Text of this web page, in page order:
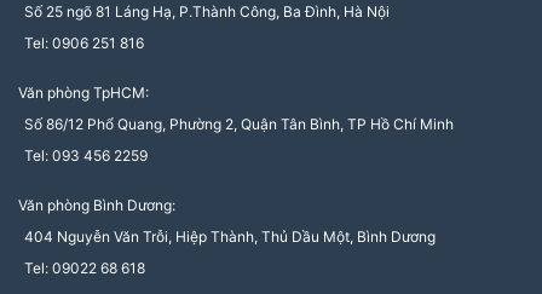
Số 25 ngõ 81 Láng Hạ, P.Thành Công, Ba Đình, Hà Nội
Tel: 0906 251 816
Văn phòng TpHCM:
Số 86/12 Phổ Quang, Phường 2, Quận Tân Bình, TP Hồ Chí Minh
Tel: 093 456 2259
Văn phòng Bình Dương:
404 Nguyễn Văn Trỗi, Hiệp Thành, Thủ Dầu Một, Bình Dương
Tel: 09022 68 618